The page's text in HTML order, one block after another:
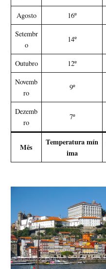
Agosto
16º
Setembr
o
14º
Outubro 12º
Novemb
ro
9º
Dezemb
ro
7º
Mês
Temperatura mín
ima